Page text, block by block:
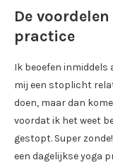
De
practice
Ik beoefen inmiddels
mij een stoplicht
doen, maar dan
voordat ik het weet
gestopt. Super
een dagelijkse yoga